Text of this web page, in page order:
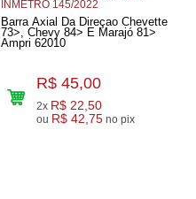
INMETRO 145/2022
Barra Axial Da Direçao Chevette
73>, Chevy 84> E Marajó 81>
Ampri 62010
R$ 45,00
2x R$ 22,50
ou R$ 42,75 no pix